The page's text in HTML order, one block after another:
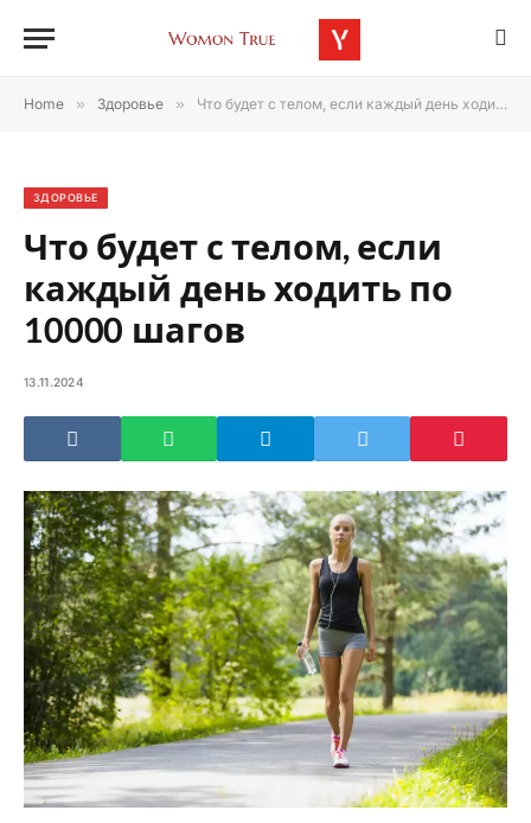
Home » Здоровье » Что будет с телом, если каждый день ходить по 10000 шагов
ЗДОРОВЬЕ
Что будет с телом, если
каждый день ходить по
10000 шагов
13.11.2024